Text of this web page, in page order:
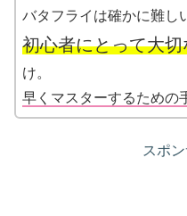
バタフライは確かに難し
初心者にとって大
け。
早くマスターするための
スポ